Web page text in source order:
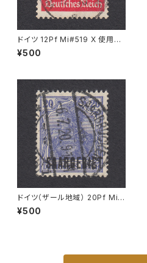
ドイツ 12Pf Mi#519 X 使用済
み切手｜WESERMÜNDE-GE
ESTEMÜNDE 11.11.1939
¥500
ドイツ（ザール地域） 20Pf Mi#
35 使用済み切手｜SAARBRÜ
CKEN 6.7.1920
¥500